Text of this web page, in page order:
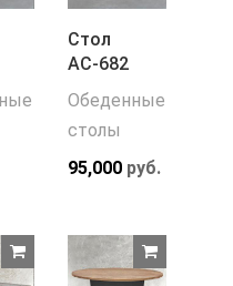
Стол
АС-682
Обеденные
столы
95,000руб.